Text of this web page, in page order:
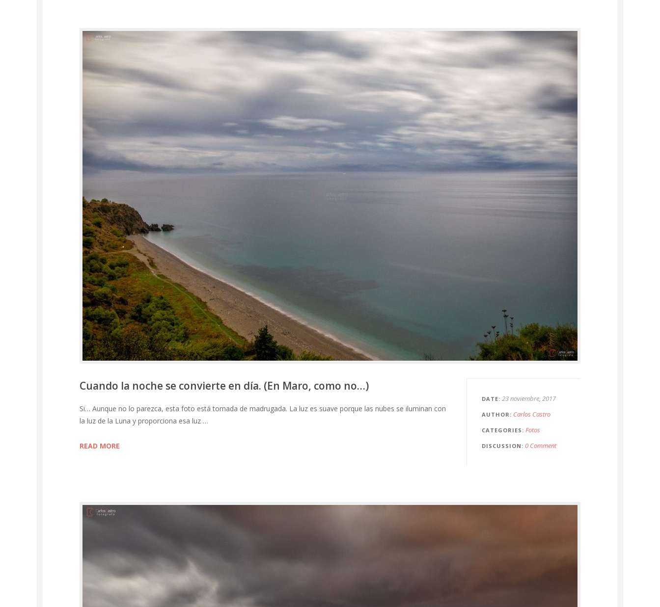
DATE 23 noviembre, 2017
AUTHOR Carlos Castro
CATEGORIES Fotos
DISCUSSION 0 Comment
Cuando la noche se convierte en día. (En Maro, como no…)
Si… Aunque no lo parezca, esta foto está tomada de madrugada. La luz es suave porque las nubes se iluminan con
la luz de la Luna y proporciona esa luz …
READ MORE